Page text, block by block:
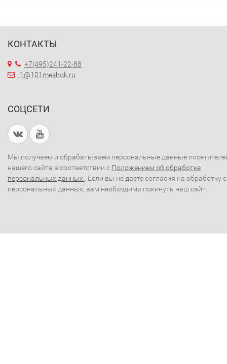
КОНТАКТЫ
+7(495)241-22-88
1@101meshok.ru
СОЦСЕТИ
Мы получаем и обрабатываем персональные данные
нашего сайта в соответствии с Положением об обработке
персональных данных . Если вы не даете согласия на обработку
персональных данных, вам необходимо покинуть наш сайт.